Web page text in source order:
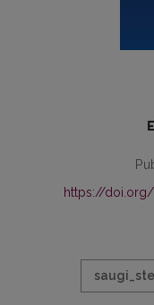
https://doi.org/